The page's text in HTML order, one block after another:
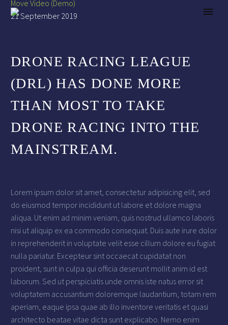
Move Video (Demo)
21 September 2019
DRONE RACING LEAGUE
(DRL) HAS DONE MORE
THAN MOST TO TAKE
DRONE RACING INTO THE
MAINSTREAM.
Lorem ipsum dolor sit amet, consectetur adipisicing elit, sed
do eiusmod tempor incididunt ut labore et dolore magna
aliqua. Ut enim ad minim veniam, quis nostrud ullamco laboris
nisi ut aliquip ex ea commodo consequat. Duis aute irure dolor
in reprehenderit in voluptate velit esse cillum dolore eu fugiat
nulla pariatur. Excepteur sint occaecat cupidatat non
proident, sunt in culpa qui officia deserunt mollit anim id est
laborum. Sed ut perspiciatis unde omnis iste natus error sit
voluptatem accusantium doloremque laudantium, totam rem
aperiam, eaque ipsa quae ab illo inventore veritatis et quasi
architecto beatae vitae dicta sunt explicabo. Nemo enim